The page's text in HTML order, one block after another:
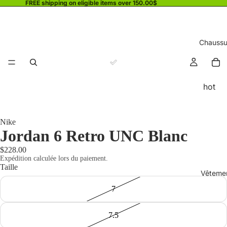
FREE shipping on eligible items over 150.00$
hot
Nike
Jordan 6 Retro UNC Blanc
$228.00
Expédition calculée lors du paiement.
Taille
7
7.5